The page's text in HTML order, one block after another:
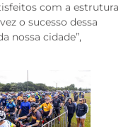
com a estrutura
o sucesso dessa
nossa cidade”,